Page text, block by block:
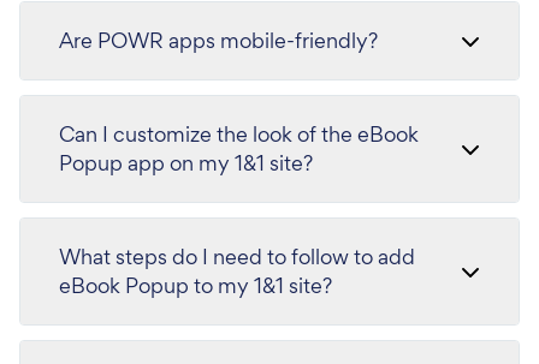
Are POWR apps mobile-friendly?
Can I customize the look of the eBook
Popup app on my 1&1 site?
What steps do I need to follow to add
eBook Popup to my 1&1 site?